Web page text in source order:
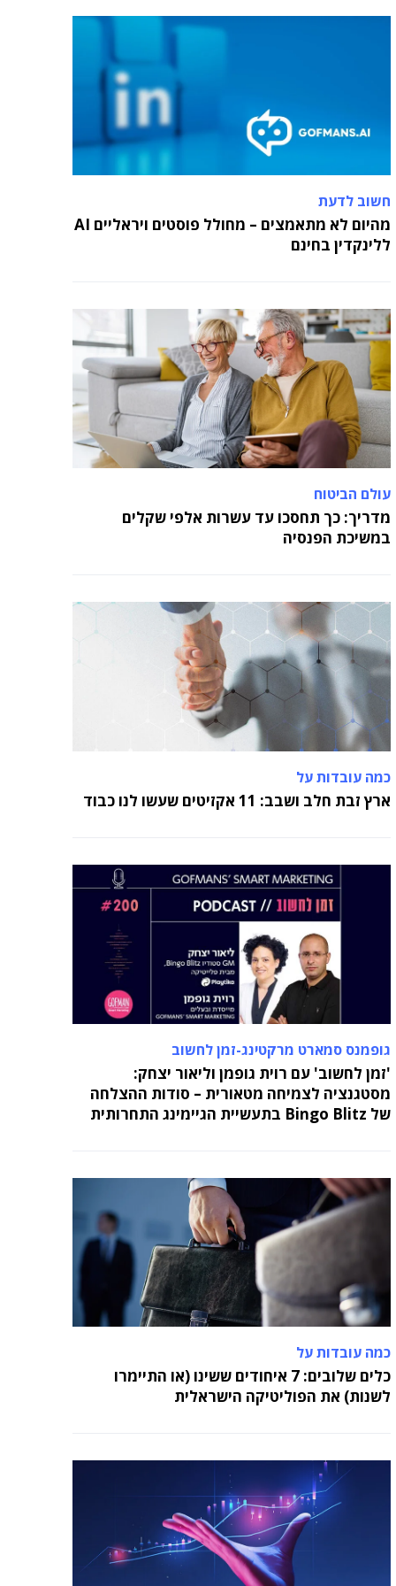
תמונה ל-VP Value Creation ב-AION Labs
חשוב לדעת
מהיום לא מתאמצים – מחולל פוסטים ויראליים AI
ללינקדין בחינם
עולם הביטוח
מדריך: כך תחסכו עד עשרות אלפי שקלים
במשיכת הפנסיה
כמה עובדות על
ארץ זבת חלב ושבב: 11 אקזיטים שעשו לנו כבוד
גופמנס סמארט מרקטינג-זמן לחשוב
'זמן לחשוב' עם רוית גופמן וליאור יצחק:
מסטגנציה לצמיחה מטאורית – סודות ההצלחה
של Bingo Blitz בתעשיית הגיימינג התחרותית
כמה עובדות על
כלים שלובים: 7 איחודים ששינו (או התיימרו
לשנות) את הפוליטיקה הישראלית